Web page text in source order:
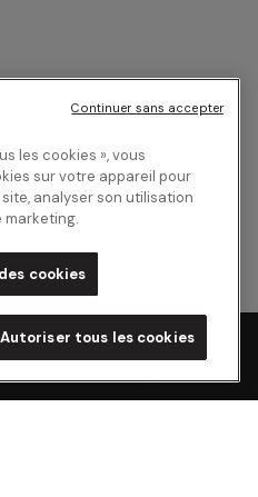
les cookies », vous
sur votre appareil pour
analyser son utilisation
marketing.
cookies
Autoriser tous les cookies
Continuer sans accepter